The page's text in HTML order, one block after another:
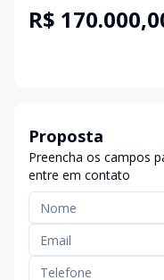
R$
Proposta
Preencha os campos
entre em contato